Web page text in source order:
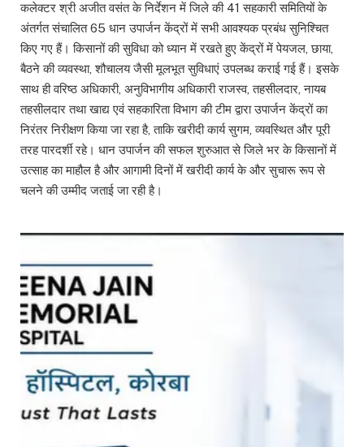
कलेक्टर श्री अजीत वसंत के निर्देशन में जिले की 41 सहकारी समितियों के
अंतर्गत संचालित 65 धान उपार्जन केंद्रों में सभी आवश्यक प्रबंध सुनिश्चित
किए गए हैं। किसानों की सुविधा को ध्यान में रखते हुए केंद्रों में पेयजल, छाया,
बैठने की व्यवस्था, शौचालय जैसी मूलभूत सुविधाएं उपलब्ध कराई गई हैं। इसके
साथ ही वरिष्ठ अधिकारी, अनुविभागीय अधिकारी राजस्व, तहसीलदार, नायब
तहसीलदार तथा खाद्य एवं सहकारिता विभाग की टीम द्वारा उपार्जन केंद्रों का
निरंतर निरीक्षण किया जा रहा है, ताकि खरीदी कार्य सुगम, व्यवस्थित और पूरी
तरह पारदर्शी रहे। धान उपार्जन की सफल शुरुआत से जिले भर के किसानों में
उत्साह का माहौल है और आगामी दिनों में खरीदी कार्य के और सुचारू रूप से
चलने की उम्मीद जताई जा रही है।